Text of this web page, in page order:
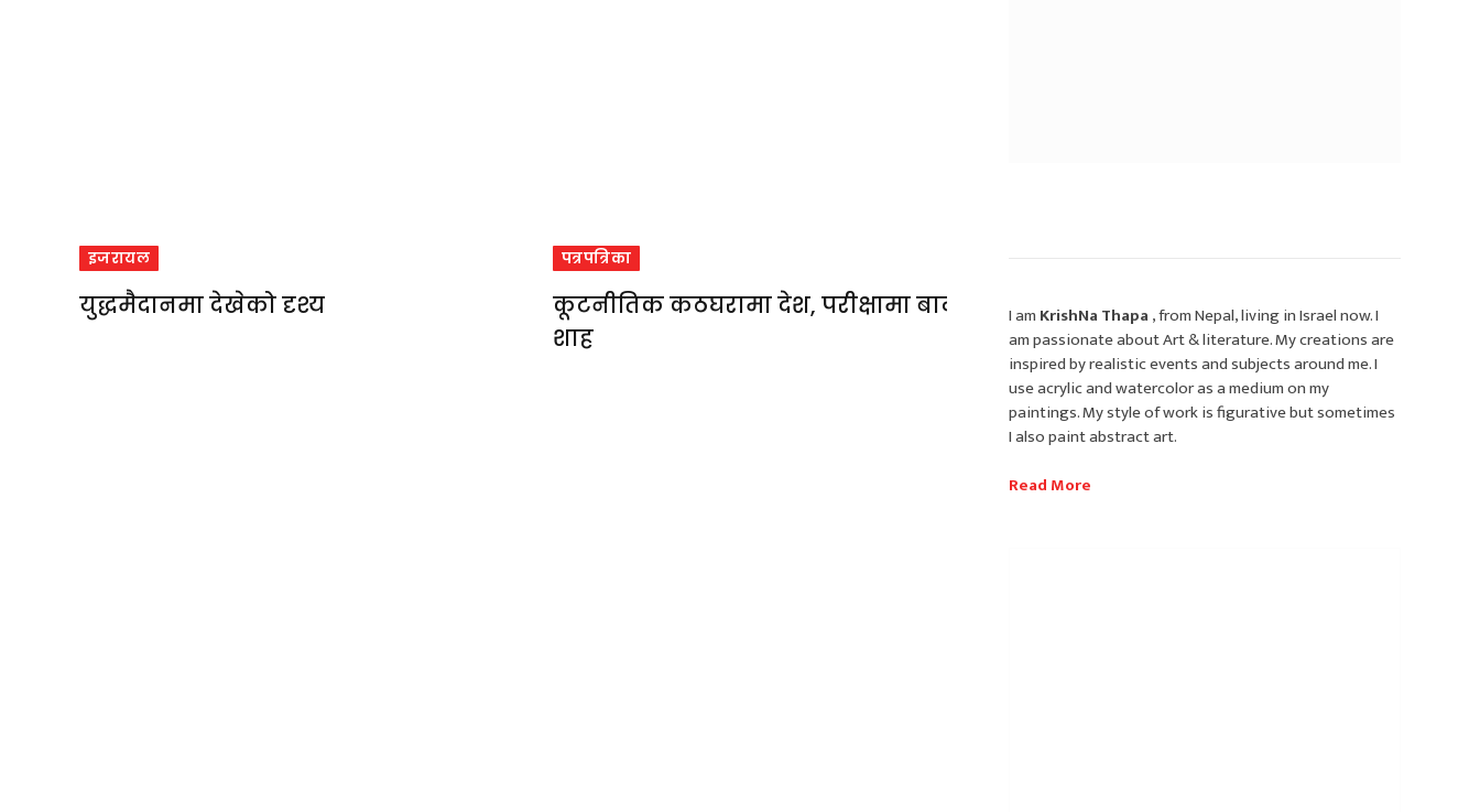
इजरायल
युद्धमैदानमा देखेको दृश्य
पत्रपत्रिका
कूटनीतिक कठघरामा देश, परीक्षामा बालेन
शाह
पराइ भूमिबाट देश खोज्नेहरूको प्रश्न :
हामीले किन भोट हाल्न पाउदैनौँ ?
I am KrishNa Thapa , from Nepal, living in Israel now. I
am passionate about Art & literature. My creations are
inspired by realistic events and subjects around me. I
use acrylic and watercolor as a medium on my
paintings. My style of work is figurative but sometimes
I also paint abstract art.
Read More